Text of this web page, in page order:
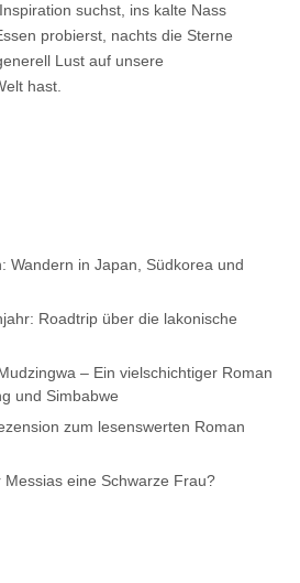
suchst, ins kalte Nass
probierst, nachts die Sterne
Lust auf unsere
hast.
Wandern in Japan, Südkorea und
Roadtrip über die lakonische
– Ein vielschichtiger Roman
und Simbabwe
zum lesenswerten Roman
eine Schwarze Frau?